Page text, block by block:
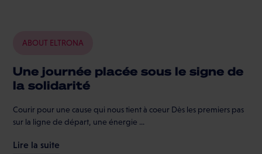
ABOUT ELTRONA
Une journée placée sous le signe de
la solidarité
Courir pour une cause qui nous tient à coeur Dès les premiers pas
sur la ligne de départ, une énergie ...
Lire la suite